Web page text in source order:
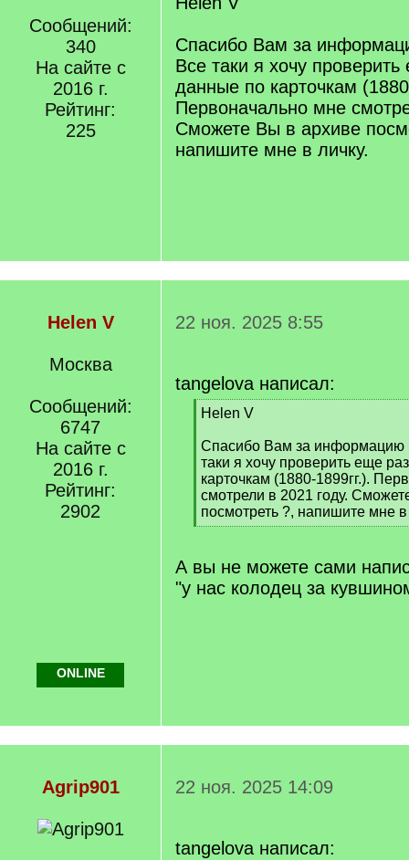
Сообщений:
340
На сайте с
2016 г.
Рейтинг:
225
Спасибо Вам за
Все таки я хочу
данные по карточкам
Первоначально мне
Сможете Вы в архиве
напишите мне в личку.
Helen V
Москва
Сообщений:
6747
На сайте с
2016 г.
Рейтинг:
2902
22 ноя. 2025 8:55
tangelova написал:
[
]
Helen V
Спасибо Вам за информацию
таки я хочу проверить еще
карточкам (1880-1899гг.).
смотрели в 2021 году.
посмотреть ?, напишите мне в
[
q
]
А вы не можете сами
"у нас колодец за
ONLINE
Agrip901 22 ноя. 2025 14:09
tangelova написал: